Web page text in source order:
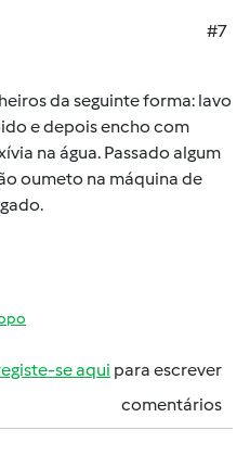
#7
da seguinte forma: lavo
e depois encho com
na água. Passado algum
oumeto na máquina de
se aqui para escrever
comentários